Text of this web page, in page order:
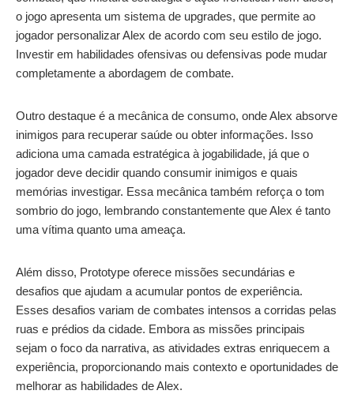
o jogo apresenta um sistema de upgrades, que permite ao
jogador personalizar Alex de acordo com seu estilo de jogo.
Investir em habilidades ofensivas ou defensivas pode mudar
completamente a abordagem de combate.
Outro destaque é a mecânica de consumo, onde Alex absorve
inimigos para recuperar saúde ou obter informações. Isso
adiciona uma camada estratégica à jogabilidade, já que o
jogador deve decidir quando consumir inimigos e quais
memórias investigar. Essa mecânica também reforça o tom
sombrio do jogo, lembrando constantemente que Alex é tanto
uma vítima quanto uma ameaça.
Além disso, Prototype oferece missões secundárias e
desafios que ajudam a acumular pontos de experiência.
Esses desafios variam de combates intensos a corridas pelas
ruas e prédios da cidade. Embora as missões principais
sejam o foco da narrativa, as atividades extras enriquecem a
experiência, proporcionando mais contexto e oportunidades de
melhorar as habilidades de Alex.